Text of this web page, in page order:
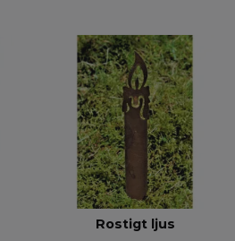
Rostigt ljus